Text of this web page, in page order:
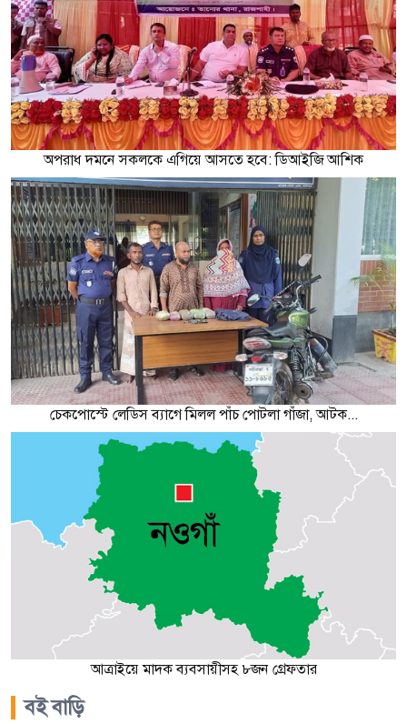
অপরাধ দমনে সকলকে এগিয়ে আসতে হবে: ডিআইজি আশিক
চেকপোস্টে লেডিস ব্যাগে মিলল পাঁচ পোটলা গাঁজা, আটক...
আত্রাইয়ে মাদক ব্যবসায়ীসহ ৮জন গ্রেফতার
বই বাড়ি